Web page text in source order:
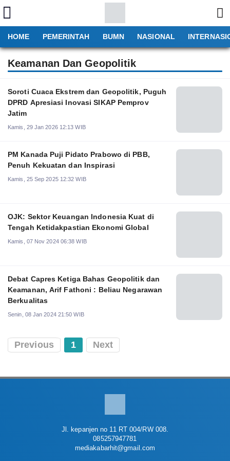
HOME PEMERINTAH BUMN NASIONAL
Keamanan Dan Geopolitik
Soroti Cuaca Ekstrem dan Geopolitik, Puguh
DPRD Apresiasi Inovasi SIKAP Pemprov
Jatim
Kamis, 29 Jan 2026 12:13 WIB
PM Kanada Puji Pidato Prabowo di PBB,
Penuh Kekuatan dan Inspirasi
Kamis, 25 Sep 2025 12:32 WIB
OJK: Sektor Keuangan Indonesia Kuat di
Tengah Ketidakpastian Ekonomi Global
Kamis, 07 Nov 2024 06:38 WIB
Debat Capres Ketiga Bahas Geopolitik dan
Keamanan, Arif Fathoni : Beliau Negarawan
Berkualitas
Senin, 08 Jan 2024 21:50 WIB
Previous 1 Next
Jl. kepanjen no 11 RT 004/RW 008.
085257947781
mediakabarhit@gmail.com